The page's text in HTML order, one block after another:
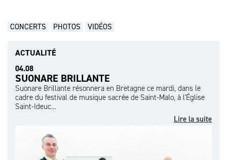
CONCERTS PHOTOS VIDÉOS
ACTUALITÉ
04.08
SUONARE BRILLANTE
Suonare Brillante résonnera en Bretagne ce mardi, dans le
cadre du festival de musique sacrée de Saint-Malo, à l'Église
Saint-Ideuc…
Lire la suite